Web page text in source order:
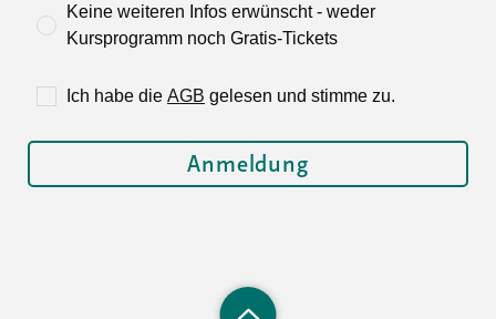
Keine weiteren Infos erwünscht - weder
Kursprogramm noch Gratis-Tickets
Ich habe die AGB gelesen und stimme zu.